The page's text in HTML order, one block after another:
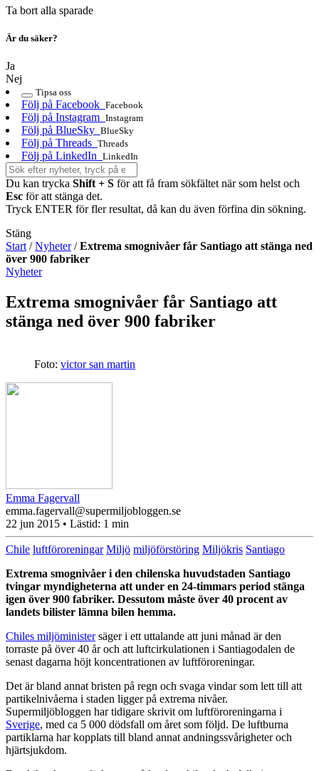
Ta bort alla sparade
Är du säker?
Ja
Nej
Tipsa oss
Följ på Facebook Facebook
Följ på Instagram Instagram
Följ på BlueSky BlueSky
Följ på Threads Threads
Följ på LinkedIn LinkedIn
Du kan trycka Shift + S för att få fram sökfältet när som helst och
Esc för att stänga det.
Tryck ENTER för fler resultat, då kan du även förfina din sökning.
Stäng
Start /Nyheter/Extrema smognivåer får Santiago att stänga ned
över 900 fabriker
Nyheter
Extrema smognivåer får Santiago att
stänga ned över 900 fabriker
Foto: victor san martin
Emma Fagervall
emma.fagervall@supermiljobloggen.se
22 jun 2015 • Lästid: 1 min
Chile luftföroreningar Miljö miljöförstöring Miljökris Santiago
Extrema smognivåer i den chilenska huvudstaden Santiago
tvingar myndigheterna att under en 24-timmars period stänga
igen över 900 fabriker. Dessutom måste över 40 procent av
landets bilister lämna bilen hemma.
Chiles miljöministersäger i ett uttalande att juni månad är den
torraste på över 40 år och att luftcirkulationen i Santiagodalen de
senast dagarna höjt koncentrationen av luftföroreningar.
Det är bland annat bristen på regn och svaga vindar som lett till att
partikelnivåerna i staden ligger på extrema nivåer.
Supermiljöbloggen har tidigare skrivit om luftföroreningarna i
Sverige, med ca 5 000 dödsfall om året som följd. De luftburna
partiklarna har kopplats till bland annat andningssvårigheter och
hjärtsjukdom.